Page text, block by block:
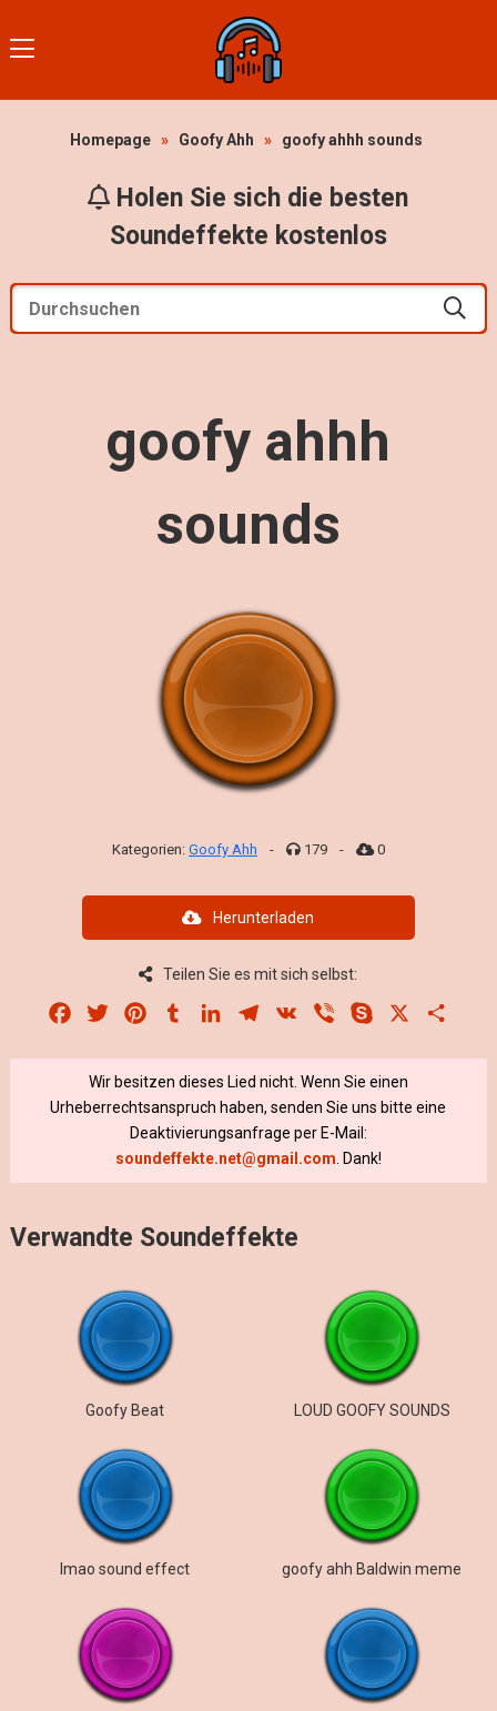
Homepage » Goofy Ahh » goofy ahhh sounds
Holen Sie sich die besten
Soundeffekte kostenlos
goofy ahhh
sounds
Kategorien: Goofy Ahh - 179 - 0
Herunterladen
Teilen Sie es mit sich selbst:
Facebook
Twitter PinterestTumblrLinkedInTelegram
VK Viber Skype
Wir besitzen dieses Lied nicht. Wenn Sie einen
Urheberrechtsanspruch haben, senden Sie uns bitte eine
Deaktivierungsanfrage per E-Mail:
soundeffekte.net@gmail.com . Dank!
Verwandte Soundeffekte
Goofy Beat LOUD GOOFY SOUNDS
lmao sound effect goofy ahh Baldwin meme